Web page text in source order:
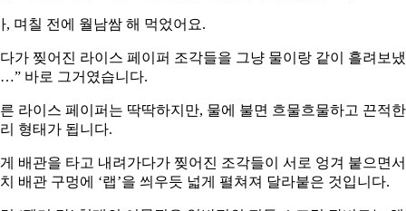
, 며칠 전에 월남쌈 해 먹었어요.
가 찢어진 라이스 페이퍼 조각들을 그냥 물이랑 같이 흘려보
바로 그거였습니다.
라이스 페이퍼는 딱딱하지만, 물에 불면 흐물흐물하고 끈적한
형태가 됩니다.
배관을 타고 내려가다가 찢어진 조각들이 서로 엉겨 붙으면
배관 구멍에 ‘랩’을 씌우듯 넓게 펼쳐져 달라붙은 것입니다.